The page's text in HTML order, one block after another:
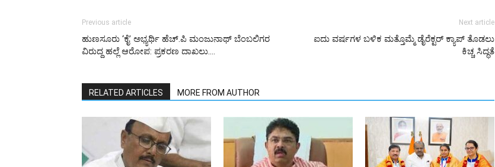
Previous article
ಹುಣಸೂರು ‘ಕೈ’ ಅಭ್ಯರ್ಥಿ ಹೆಚ್.ಪಿ ಮಂಜುನಾಥ್ ಬೆಂಬಲಿಗರ
ವಿರುದ್ದ ಹಲ್ಲೆ ಆರೋಪ: ಪ್ರಕರಣ ದಾಖಲು….
Next article
ಐದು ವರ್ಷಗಳ ಬಳಿಕ ಮತ್ತೊಮ್ಮೆ ಡೈರೆಕ್ಟರ್ ಕ್ಯಾಪ್ ತೊಡಲು
ಕಿಚ್ಚ ಸಿದ್ಧತೆ
RELATED ARTICLES MORE FROM AUTHOR